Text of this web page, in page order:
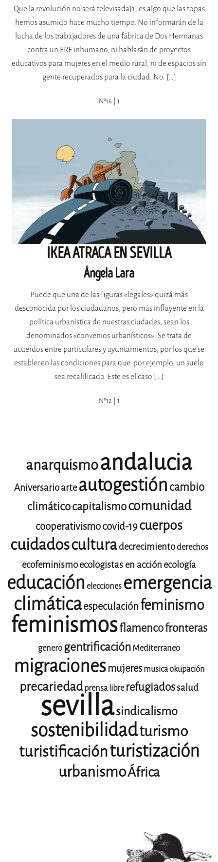
Que la revolución no será televisada[1] es algo que las topas
hemos asumido hace mucho tiempo. No informarán de la
lucha de los trabajadores de una fábrica de Dos Hermanas
contra un ERE inhumano, ni hablarán de proyectos
educativos para mujeres en el medio rural, ni de espacios sin
gente recuperados para la ciudad. No. […]
Nº16 | 1
IKEA ATRACA EN SEVILLA
Ángela Lara
Puede que una de las figuras «legales» quizá más
desconocida por los ciudadanos, pero más influyente en la
política urbanística de nuestras ciudades, sean los
denominados «convenios urbanísticos». Se trata de
acuerdos entre particulares y ayuntamientos, por los que se
establecen las condiciones para que, por ejemplo, un suelo
sea recalificado. Este es el caso […]
Nº12 | 1
anarquismoandalucia
Aniversarioarte autogestión cambio
climáticocapitalismocomunidad
cooperativismocovid-19cuerpos
cuidadosculturadecrecimientoderechos
ecofeminismoecologistas en acción ecología
educación elecciones emergencia
climáticaespeculaciónfeminismo
feminismosflamencofronteras
generogentrificaciónMediterraneo
migracionesmujeresmusicaokupación
precariedadprensa libre refugiadossalud
sevillasindicalismo
sostenibilidadturismo
turistificaciónturistización
urbanismoÁfrica